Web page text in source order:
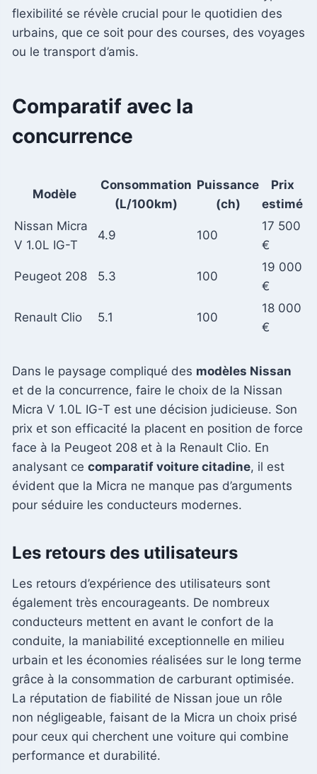
flexibilité se révèle crucial pour le quotidien des
urbains, que ce soit pour des courses, des voyages
ou le transport d’amis.
Comparatif avec la
concurrence
Modèle
Consommation
(L/100km)
Puissance
(ch)
Prix
estimé
Nissan Micra
V 1.0L IG-T
4.9 100
17 500
€
Peugeot 208 5.3 100
19 000
€
Renault Clio 5.1 100
18 000
€
Dans le paysage compliqué des modèles Nissan
et de la concurrence, faire le choix de la Nissan
Micra V 1.0L IG-T est une décision judicieuse. Son
prix et son efficacité la placent en position de force
face à la Peugeot 208 et à la Renault Clio. En
analysant ce comparatif voiture citadine, il est
évident que la Micra ne manque pas d’arguments
pour séduire les conducteurs modernes.
Les retours des utilisateurs
Les retours d’expérience des utilisateurs sont
également très encourageants. De nombreux
conducteurs mettent en avant le confort de la
conduite, la maniabilité exceptionnelle en milieu
urbain et les économies réalisées sur le long terme
grâce à la consommation de carburant optimisée.
La réputation de fiabilité de Nissan joue un rôle
non négligeable, faisant de la Micra un choix prisé
pour ceux qui cherchent une voiture qui combine
performance et durabilité.